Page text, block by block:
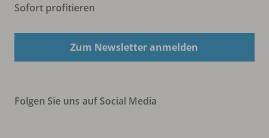
Sofort profitieren
Zum Newsletter anmelden
Folgen Sie uns auf Social Media